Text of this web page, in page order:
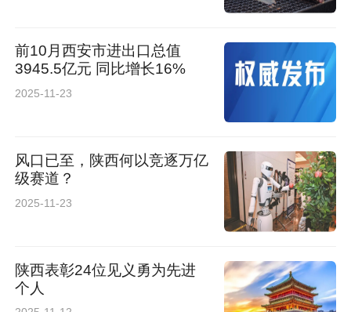
消息与通讯多达1730余篇，论文75篇，其中25
篇更是被《知网》等多家权威媒体争相转载，网
《痕迹》收录了他2000年至2024年间公开发表
的456篇文章，涵盖调研报告、学术论文、散文
诗词、通讯报道等体裁，全书分上下两册，约
前10月西安市进出口总值
3945.5亿元 同比增长16%
2025-11-23
风口已至，陕西何以竞逐万亿
级赛道？
2025-11-23
陕西表彰24位见义勇为先进
个人